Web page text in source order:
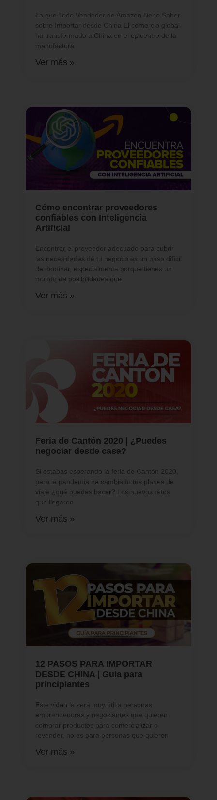
Lo que Todo Vendedor de Amazon Debe Saber
sobre Importar desde China El comercio global
ha transformado a China en el epicentro de la
manufactura
Ver más »
Cómo encontrar proveedores
confiables con Inteligencia
Artificial
Encontrar el proveedor adecuado para cubrir
las necesidades de tu negocio es un paso difícil
de dominar, especialmente porque tienes un
mundo de posibilidades que
Ver más »
Feria de Cantón 2020 | ¿Puedes
negociar desde casa?
Si estabas esperando la feria de Cantón 2020,
pero la pandemia ha cambiado tus planes de
viaje ¿qué puedes hacer? Los nuevos retos
que llegaron
Ver más »
12 PASOS PARA IMPORTAR
DESDE CHINA | Guia para
principiantes
Este video le será muy útil a personas
emprendedoras y negociantes que quieren
comprar productos para comercializar o
revender, no es para personas que quieren
Ver más »